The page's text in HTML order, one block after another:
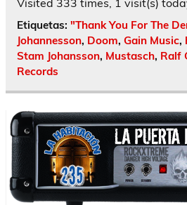
Etiquetas: "Thank You For The
Johannesson, Doom, Gain Music,
Stam Johansson, Mustasch, Ralf
Records